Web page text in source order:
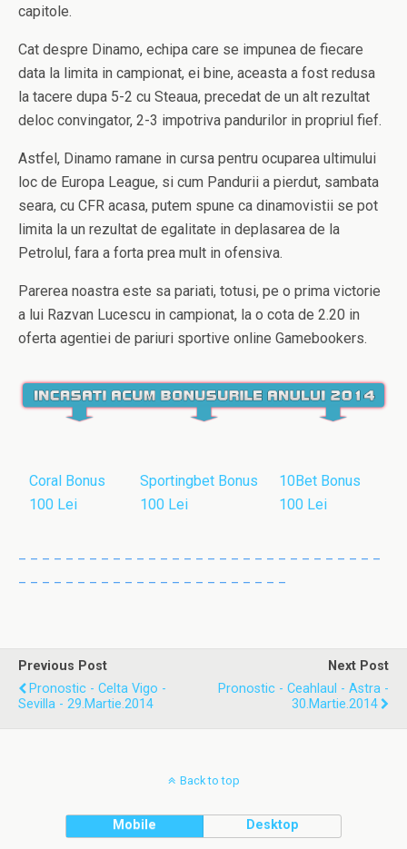
capitole.
Cat despre Dinamo, echipa care se impunea de fiecare
data la limita in campionat, ei bine, aceasta a fost redusa
la tacere dupa 5-2 cu Steaua, precedat de un alt rezultat
deloc convingator, 2-3 impotriva pandurilor in propriul fief.
Astfel, Dinamo ramane in cursa pentru ocuparea ultimului
loc de Europa League, si cum Pandurii a pierdut, sambata
seara, cu CFR acasa, putem spune ca dinamovistii se pot
limita la un rezultat de egalitate in deplasarea de la
Petrolul, fara a forta prea mult in ofensiva.
Parerea noastra este sa pariati, totusi, pe o prima victorie
a lui Razvan Lucescu in campionat, la o cota de 2.20 in
oferta agentiei de pariuri sportive online Gamebookers.
Coral Bonus
100 Lei
Sportingbet Bonus
100 Lei
10Bet Bonus
100 Lei
Previous Post
Pronostic - Celta Vigo -
Sevilla - 29.Martie.2014
Next Post
Pronostic - Ceahlaul - Astra -
30.Martie.2014
Back to top
Mobile Desktop